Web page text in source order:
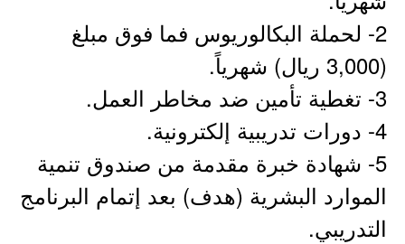
2- لحملة البكالوريوس فما فوق مبلغ
(3,000 ريال) شهرياً.
3- تغطية تأمين ضد مخاطر العمل.
4- دورات تدريبية إلكترونية.
5- شهادة خبرة مقدمة من صندوق تنمية
الموارد البشرية (هدف) بعد إتمام البرنامج
التدريبي.